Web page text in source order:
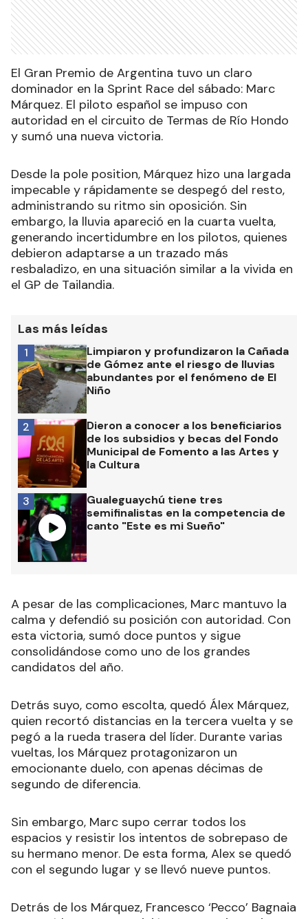
El Gran Premio de Argentina tuvo un claro
dominador en la Sprint Race del sábado: Marc
Márquez. El piloto español se impuso con
autoridad en el circuito de Termas de Río Hondo
y sumó una nueva victoria.
Desde la pole position, Márquez hizo una largada
impecable y rápidamente se despegó del resto,
administrando su ritmo sin oposición. Sin
embargo, la lluvia apareció en la cuarta vuelta,
generando incertidumbre en los pilotos, quienes
debieron adaptarse a un trazado más
resbaladizo, en una situación similar a la vivida en
el GP de Tailandia.
Las más leídas
Limpiaron y profundizaron la Cañada
de Gómez ante el riesgo de lluvias
abundantes por el fenómeno de El
Niño
1
Dieron a conocer a los beneficiarios
de los subsidios y becas del Fondo
Municipal de Fomento a las Artes y
la Cultura
2
Gualeguaychú tiene tres
semifinalistas en la competencia de
canto "Este es mi Sueño"
3
A pesar de las complicaciones, Marc mantuvo la
calma y defendió su posición con autoridad. Con
esta victoria, sumó doce puntos y sigue
consolidándose como uno de los grandes
candidatos del año.
Detrás suyo, como escolta, quedó Álex Márquez,
quien recortó distancias en la tercera vuelta y se
pegó a la rueda trasera del líder. Durante varias
vueltas, los Márquez protagonizaron un
emocionante duelo, con apenas décimas de
segundo de diferencia.
Sin embargo, Marc supo cerrar todos los
espacios y resistir los intentos de sobrepaso de
su hermano menor. De esta forma, Alex se quedó
con el segundo lugar y se llevó nueve puntos.
Detrás de los Márquez, Francesco ‘Pecco’ Bagnaia